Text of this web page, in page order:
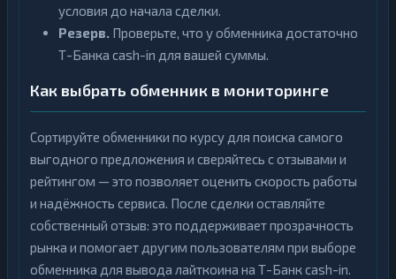
условия до начала сделки.
Резерв. Проверьте, что у обменника достаточно
Т-Банка cash-in для вашей суммы.
Как выбрать обменник в мониторинге
Сортируйте обменники по курсу для поиска самого
выгодного предложения и сверяйтесь с отзывами и
рейтингом — это позволяет оценить скорость работы
и надёжность сервиса. После сделки оставляйте
собственный отзыв: это поддерживает прозрачность
рынка и помогает другим пользователям при выборе
обменника для вывода лайткоина на Т-Банк cash-in.